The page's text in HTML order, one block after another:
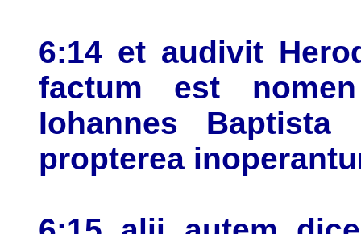
6:14 et audivit
factum est
Iohannes
propterea